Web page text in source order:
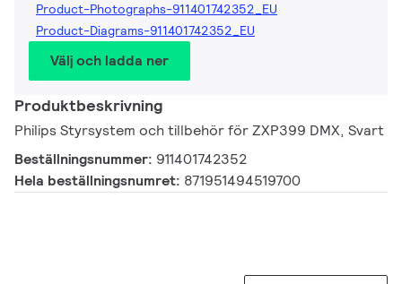
Product-Photographs-911401742352_EU
Product-Diagrams-911401742352_EU
Välj och ladda ner
Produktbeskrivning
Philips Styrsystem och tillbehör för ZXP399 DMX, Svart
Beställningsnummer: 911401742352
Hela beställningsnumret: 871951494519700